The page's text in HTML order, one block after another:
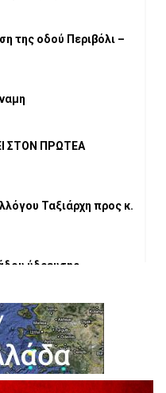
της οδού Περιβόλι –
ΣΤΟΝ ΠΡΩΤΕΑ
Ταξιάρχη προς κ.
ύδρευσης
συναυλία
ταινία «Μικρές